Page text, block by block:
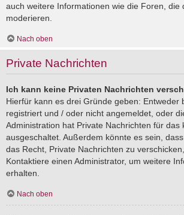
auch weitere Informationen wie die Foren, die
moderieren.
Nach oben
Private Nachrichten
Ich kann keine Privaten Nachrichten
Hierfür kann es drei Gründe geben: Entweder
registriert und / oder nicht angemeldet, oder
Administration hat Private Nachrichten für das
ausgeschaltet. Außerdem könnte es sein,
das Recht, Private Nachrichten zu
Kontaktiere einen Administrator, um weitere
erhalten.
Nach oben